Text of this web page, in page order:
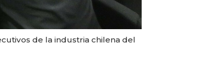
de la industria chilena del